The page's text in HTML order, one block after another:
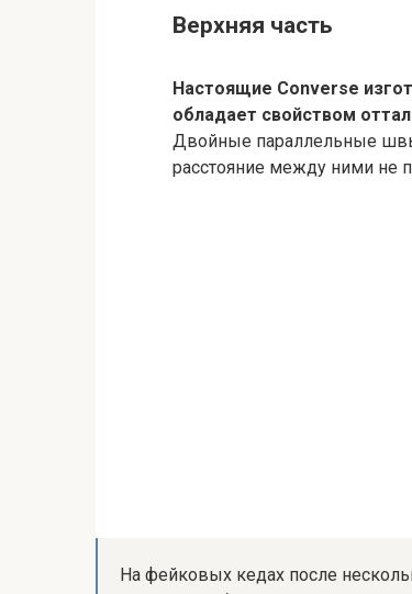
Верхняя часть
Настоящие Converse
обладает свойством
Двойные параллельные
расстояние между ними не
На фейковых кедах после